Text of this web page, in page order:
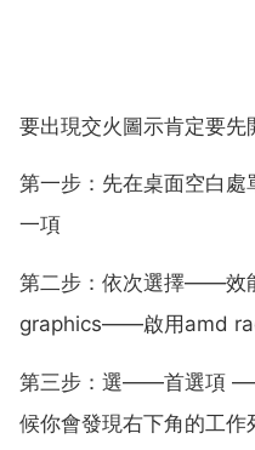
要出現交火圖示肯定要先
第一步：先在桌面空白
一項
第二步：依次選擇——
graphics——啟用amd
第三步：選——首選項
候你會發現右下角的工